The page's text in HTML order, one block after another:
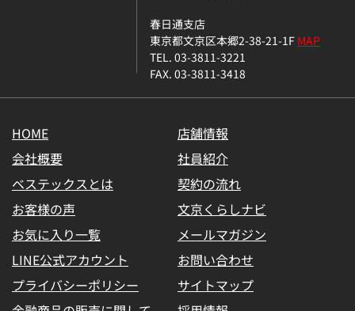
春日通支店
東京都文京区本郷2-38-21-1FMAP
TEL. 03-3811-3221
FAX. 03-3811-3418
HOME
店舗情報
会社概要
社員紹介
ベステックスとは
契約の流れ
お客様の声
文京くらしナビ
お気に入り一覧
メールマガジン
LINE公式アカウント
お問い合わせ
プライバシーポリシー
サイトマップ